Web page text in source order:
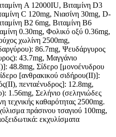
A 12000IU, Βιταμίνη D3
C 120mg, Νιασίνη 30mg, D-
B2 6mg, Βιταμίνη B6
0.30mg, Φολικό οξύ 0.36mg,
χωλίνη 2500mg,
86.7mg, Ψευδάργυρος
43.7mg, Μαγγάνιο
48.8mg, Σίδερο [μονοένυδρου
[ανθρακικού σιδήρου(II)]:
πενταένυδρος]: 12.8mg,
1.56mg, Σελήνιο (σεληνιώδες
τεχνικής καθαρότητας 2500mg.
πράσινου τσαγιού 100mg,
εκχυλίσματα